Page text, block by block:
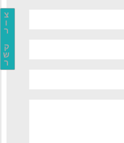
צ
ו
ר
ק
ש
ר